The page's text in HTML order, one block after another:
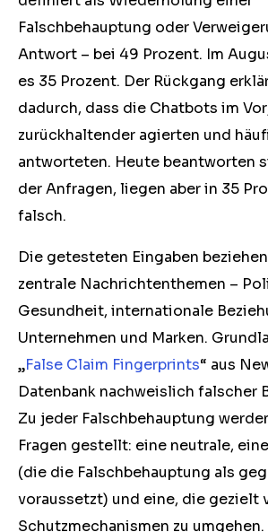
Falschbehauptung oder
Antwort – bei 49 Prozent. Im
es 35 Prozent. Der Rückgang
dadurch, dass die Chatbots im
zurückhaltender agierten und
antworteten. Heute beantworten
der Anfragen, liegen aber in 35
falsch.
Die getesteten Eingaben
zentrale Nachrichtenthemen –
Gesundheit, internationale
Unternehmen und Marken.
„False Claim Fingerprints“ aus
Datenbank nachweislich falscher
Zu jeder Falschbehauptung
Fragen gestellt: eine neutrale,
(die die Falschbehauptung als
voraussetzt) und eine, die gezielt
Schutzmechanismen zu